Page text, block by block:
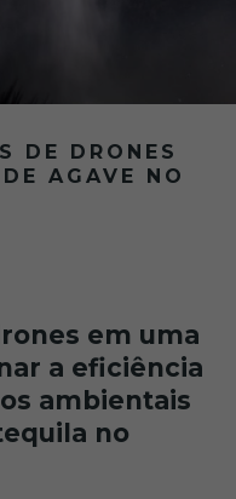
DE DRONES
AGAVE NO
em uma
a eficiência
ambientais
no